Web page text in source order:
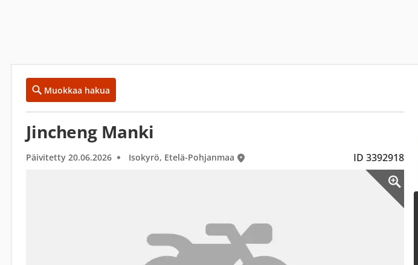
Muokkaa hakua
Jincheng Manki
Päivitetty 20.06.2026 Isokyrö, Etelä-Pohjanmaa ID 3392918